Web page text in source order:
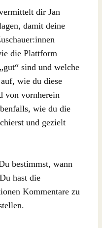
dir Jan
damit deine
die Plattform
sind und welche
wie du diese
von vornherein
wie du die
und gezielt
bestimmst, wann
hast die
Kommentare zu